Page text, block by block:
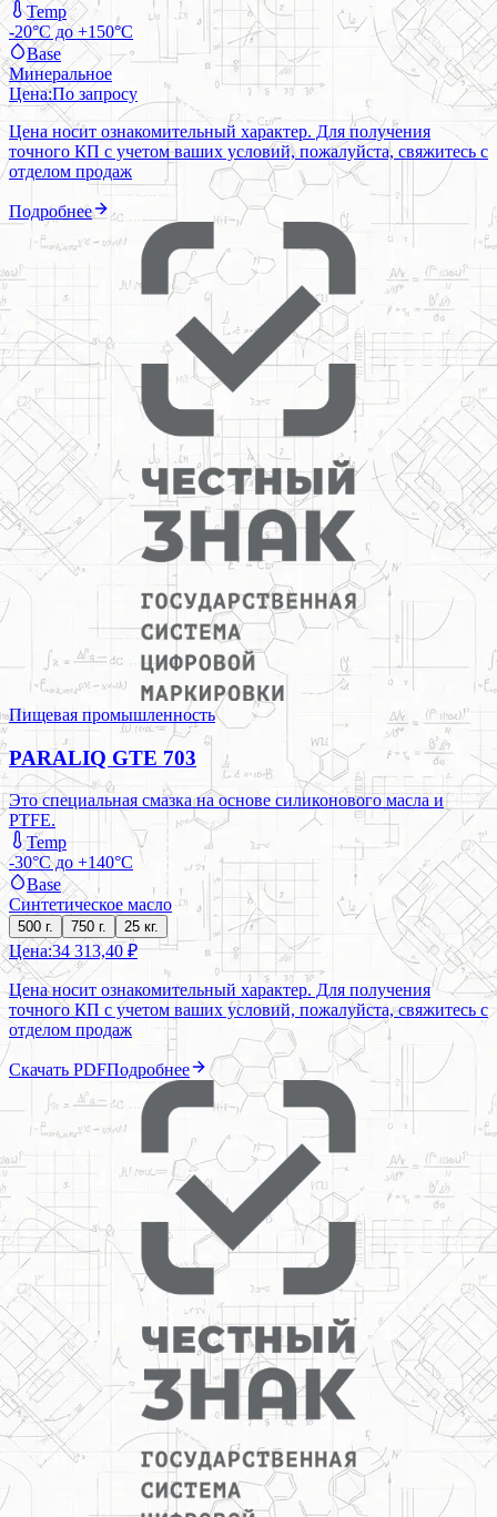
Temp
-20°C до +150°C
Base
Минеральное
Цена:По запросу
Цена носит ознакомительный характер. Для получения
точного КП с учетом ваших условий, пожалуйста, свяжитесь с
отделом продаж
Подробнее
Пищевая промышленность
PARALIQ GTE 703
Это специальная смазка на основе силиконового масла и
PTFE.
Temp
-30°C до +140°C
Base
Синтетическое масло
500 г. 750 г. 25 кг.
Цена:34 313,40 ₽
Цена носит ознакомительный характер. Для получения
точного КП с учетом ваших условий, пожалуйста, свяжитесь с
отделом продаж
Скачать PDFПодробнее